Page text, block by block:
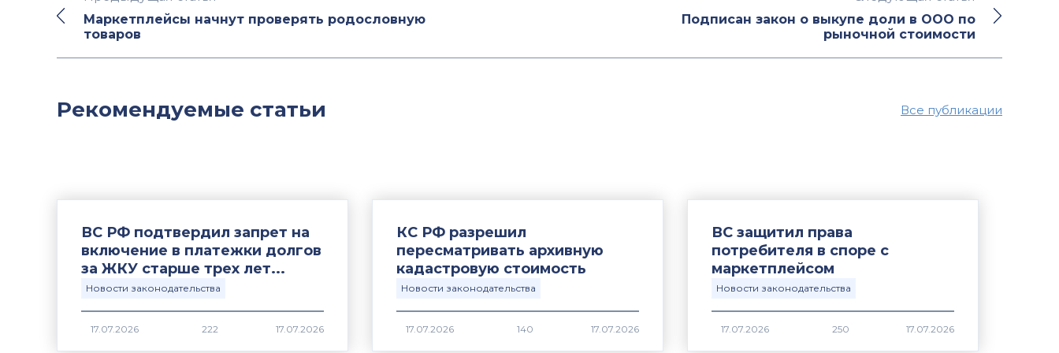
Маркетплейсы начнут проверять родословную
товаров
Подписан закон о выкупе доли в ООО по
рыночной стоимости
Все публикации
Рекомендуемые статьи
ВС РФ подтвердил запрет на
включение в платежки долгов
за ЖКУ старше трех лет...
Новости законодательства
17.07.2026 222
КС РФ разрешил
пересматривать архивную
кадастровую стоимость
Новости законодательства
17.07.2026 140
ВС защитил права
потребителя в споре с
маркетплейсом
Новости законодательства
17.07.2026 250